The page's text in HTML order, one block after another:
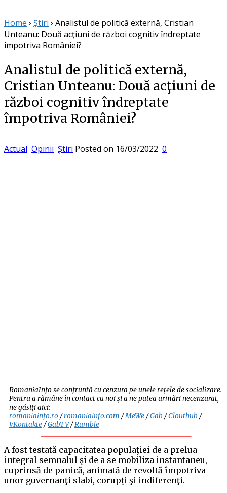
Home › Știri › Analistul de politică externă, Cristian
Unteanu: Două acţiuni de război cognitiv îndreptate
împotriva României?
Analistul de politică externă,
Cristian Unteanu: Două acţiuni de
război cognitiv îndreptate
împotriva României?
Actual Opinii Știri Posted on 16/03/2022 0
RomaniaInfo se confruntă cu cenzura pe unele rețele de socializare.
Pentru a rămâne în contact cu noi și a ne putea urmări necenzurat,
ne găsiți aici:
romaniainfo.ro/romaniainfo.com /MeWe/Gab /Clouthub /
VKontakte/GabTV/Rumble
A fost testată capacitatea populaţiei de a prelua
integral semnalul şi de a se mobiliza instantaneu,
cuprinsă de panică, animată de revoltă împotriva
unor guvernanţi slabi, corupţi şi indiferenţi.